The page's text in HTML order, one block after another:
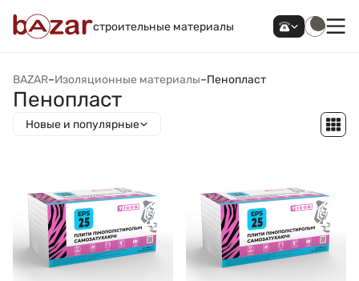
строительные материалы
BAZAR–Изоляционные материалы–Пенопласт
Пенопласт
Новые и популярные